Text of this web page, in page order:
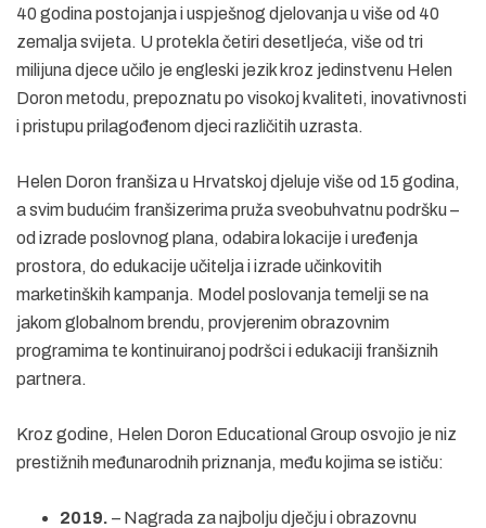
40 godina postojanja i uspješnog djelovanja u više od 40
zemalja svijeta. U protekla četiri desetljeća, više od tri
milijuna djece učilo je engleski jezik kroz jedinstvenu Helen
Doron metodu, prepoznatu po visokoj kvaliteti, inovativnosti
i pristupu prilagođenom djeci različitih uzrasta.
Helen Doron franšiza u Hrvatskoj djeluje više od 15 godina,
a svim budućim franšizerima pruža sveobuhvatnu podršku –
od izrade poslovnog plana, odabira lokacije i uređenja
prostora, do edukacije učitelja i izrade učinkovitih
marketinških kampanja. Model poslovanja temelji se na
jakom globalnom brendu, provjerenim obrazovnim
programima te kontinuiranoj podršci i edukaciji franšiznih
partnera.
Kroz godine, Helen Doron Educational Group osvojio je niz
prestižnih međunarodnih priznanja, među kojima se ističu:
2019. – Nagrada za najbolju dječju i obrazovnu